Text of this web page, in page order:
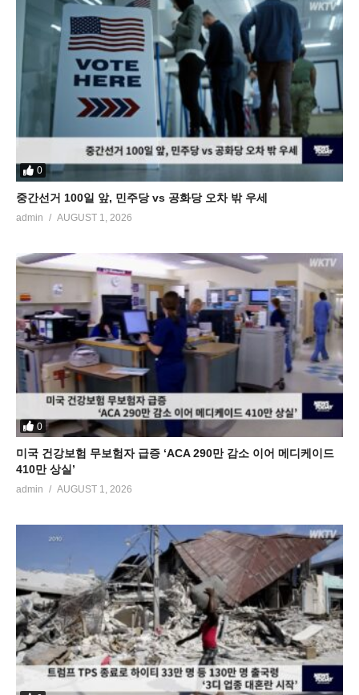
0
중간선거 100일 앞, 민주당 vs 공화당 오차 밖 우세
admin AUGUST 1, 2026
0
미국 건강보험 무보험자 급증 ‘ACA 290만 감소 이어 메디케이드
410만 상실’
admin AUGUST 1, 2026